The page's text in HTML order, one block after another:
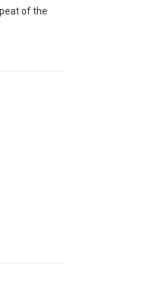
of the